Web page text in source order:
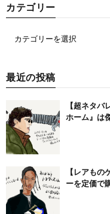
カテゴリー
最近の投稿
【超ネタ
ホーム』は
【レアも
ーを定価で